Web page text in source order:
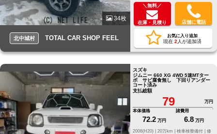
34枚
北中城村 TOTAL CAR SHOP FEEL
＼無料／
在庫・見積り 店舗に電話
お気に入り追加
現在 2 人が追加済
スズキ
ジムニー 660 XG 4WD 5速MTター
ボ サビ腐食無し 下回りアンダー
コート済み
支払総額
79
万円
本体価格
72.2 万円
諸費用
6.8 万円
修